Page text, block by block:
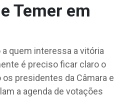
Temer em
quem interessa a vitória
é preciso ficar claro o
presidentes da Câmara e
a agenda de votações